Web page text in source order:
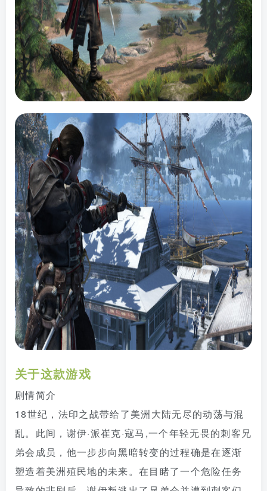
关于这款游戏
剧情简介
18世纪，法印之战带给了美洲大陆无尽的动荡与混
乱。此间，谢伊·派崔克·寇马,一个年轻无畏的刺客兄
弟会成员，他一步步向黑暗转变的过程确是在逐渐
塑造着美洲殖民地的未来。在目睹了一个危险任务